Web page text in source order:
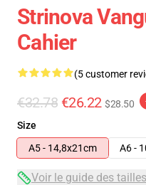
Strinova
Cahier
(5 customer
€32.78 €26.22 $28.50
Size
A5 - 14,8x21cm
A6 -
Voir le guide des tailles